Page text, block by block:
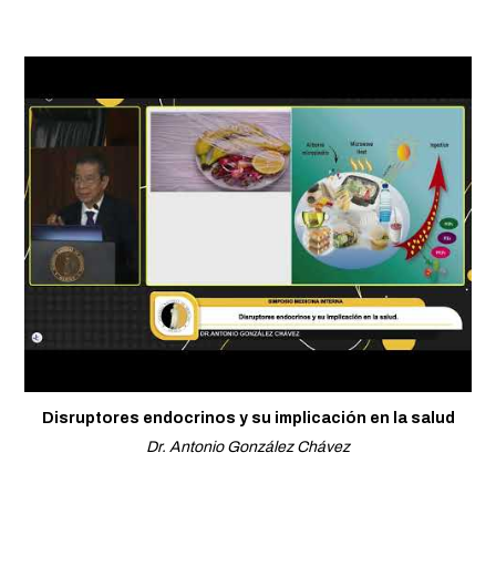
Disruptores endocrinos y su implicación en la salud
Dr. Antonio González Chávez